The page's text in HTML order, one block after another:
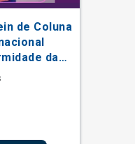
de Coluna
da
Complexas